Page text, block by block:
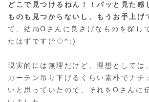
どこで見つけるねん！！パッと見た感
ものも見つからないし、もうお手上げ
て、結局Oさんに良さげなものを探し
たはずです(^◇^;)
現実的には無理だけど、理想としては
カーテン吊り下げるくらい素朴でナチ
いと思っていたので、それをOさんに